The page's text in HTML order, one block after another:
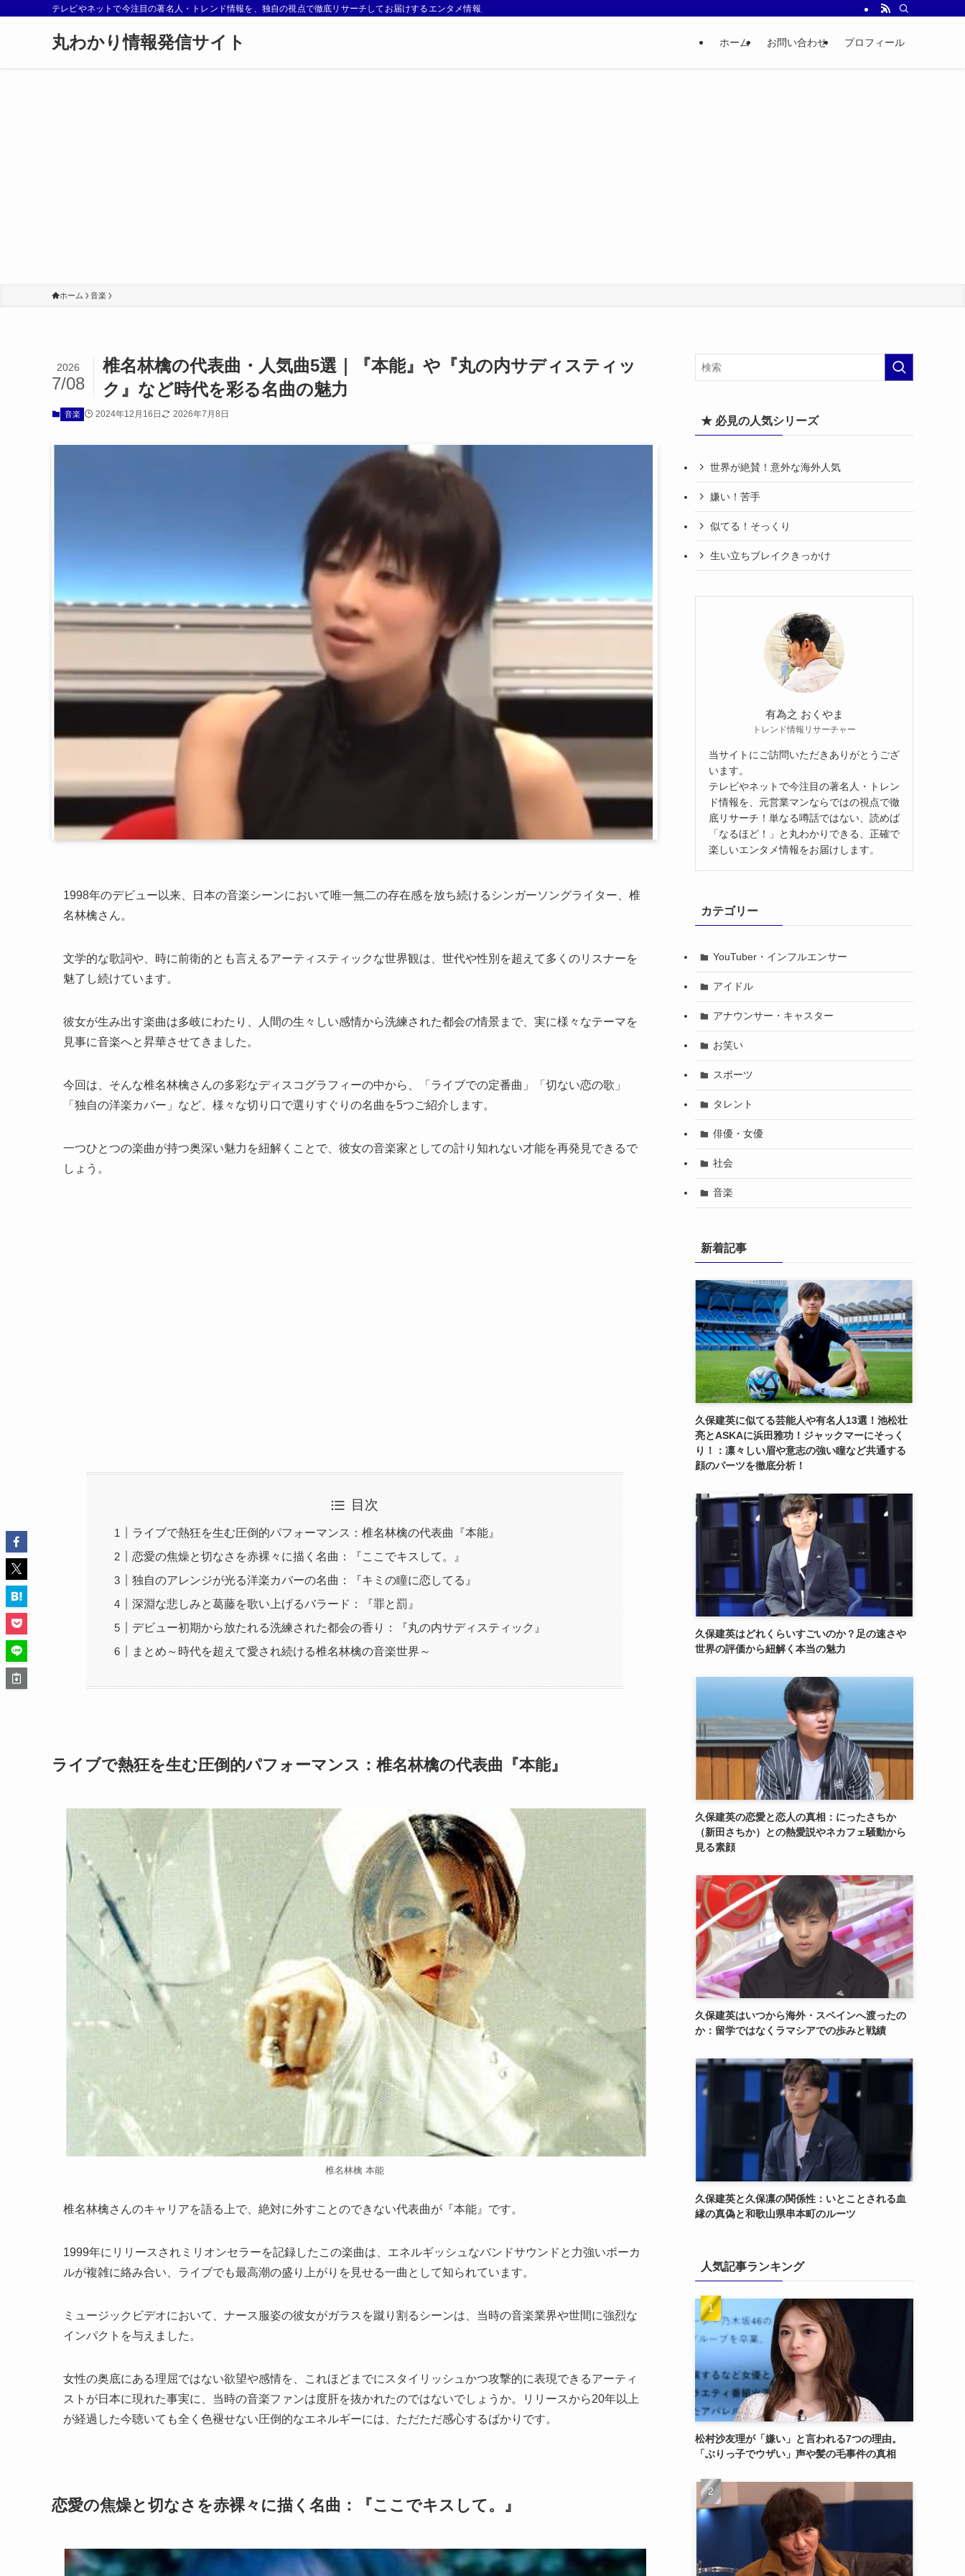
テレビやネットで今注目の著名人・トレンド情報を、独自の視点で徹底リサーチしてお届けするエンタメ情報メディアです。
丸わかり情報発信サイト ホーム お問い合わせ プロフィール
ホーム 音楽
椎名林檎の代表曲・人気曲5選｜『本能』や『丸の内サディスティッ
ク』など時代を彩る名曲の魅力
2026
7/08
音楽 2024年12月16日 2026年7月8日
1998年のデビュー以来、日本の音楽シーンにおいて唯一無二の存在感を放ち続けるシンガーソングライター、椎
名林檎さん。
文学的な歌詞や、時に前衛的とも言えるアーティスティックな世界観は、世代や性別を超えて多くのリスナーを
魅了し続けています。
彼女が生み出す楽曲は多岐にわたり、人間の生々しい感情から洗練された都会の情景まで、実に様々なテーマを
見事に音楽へと昇華させてきました。
今回は、そんな椎名林檎さんの多彩なディスコグラフィーの中から、「ライブでの定番曲」「切ない恋の歌」
「独自の洋楽カバー」など、様々な切り口で選りすぐりの名曲を5つご紹介します。
一つひとつの楽曲が持つ奥深い魅力を紐解くことで、彼女の音楽家としての計り知れない才能を再発見できるで
しょう。
目次
ライブで熱狂を生む圧倒的パフォーマンス：椎名林檎の代表曲『本能』
恋愛の焦燥と切なさを赤裸々に描く名曲：『ここでキスして。』
独自のアレンジが光る洋楽カバーの名曲：『キミの瞳に恋してる』
深淵な悲しみと葛藤を歌い上げるバラード：『罪と罰』
デビュー初期から放たれる洗練された都会の香り：『丸の内サディスティック』
まとめ～時代を超えて愛され続ける椎名林檎の音楽世界～
ライブで熱狂を生む圧倒的パフォーマンス：椎名林檎の代表曲『本能』
椎名林檎 本能
椎名林檎さんのキャリアを語る上で、絶対に外すことのできない代表曲が『本能』です。
1999年にリリースされミリオンセラーを記録したこの楽曲は、エネルギッシュなバンドサウンドと力強いボーカ
ルが複雑に絡み合い、ライブでも最高潮の盛り上がりを見せる一曲として知られています。
ミュージックビデオにおいて、ナース服姿の彼女がガラスを蹴り割るシーンは、当時の音楽業界や世間に強烈な
インパクトを与えました。
女性の奥底にある理屈ではない欲望や感情を、これほどまでにスタイリッシュかつ攻撃的に表現できるアーティ
ストが日本に現れた事実に、当時の音楽ファンは度肝を抜かれたのではないでしょうか。リリースから20年以上
が経過した今聴いても全く色褪せない圧倒的なエネルギーには、ただただ感心するばかりです。
恋愛の焦燥と切なさを赤裸々に描く名曲：『ここでキスして。』
★ 必見の人気シリーズ
世界が絶賛！意外な海外人気
嫌い！苦手
似てる！そっくり
生い立ちブレイクきっかけ
有為之 おくやま
トレンド情報リサーチャー
当サイトにご訪問いただきありがとうござ
います。
テレビやネットで今注目の著名人・トレン
ド情報を、元営業マンならではの視点で徹
底リサーチ！単なる噂話ではない、読めば
「なるほど！」と丸わかりできる、正確で
楽しいエンタメ情報をお届けします。
カテゴリー
YouTuber・インフルエンサー
アイドル
アナウンサー・キャスター
お笑い
スポーツ
タレント
俳優・女優
社会
音楽
新着記事
久保建英に似てる芸能人や有名人13選！池松壮
亮とASKAに浜田雅功！ジャックマーにそっく
り！：凛々しい眉や意志の強い瞳など共通する
顔のパーツを徹底分析！
久保建英はどれくらいすごいのか？足の速さや
世界の評価から紐解く本当の魅力
久保建英の恋愛と恋人の真相：にったさちか
（新田さちか）との熱愛説やネカフェ騒動から
見る素顔
久保建英はいつから海外・スペインへ渡ったの
か：留学ではなくラマシアでの歩みと戦績
久保建英と久保凛の関係性：いとことされる血
縁の真偽と和歌山県串本町のルーツ
人気記事ランキング
松村沙友理が「嫌い」と言われる7つの理由。
「ぶりっ子でウザい」声や髪の毛事件の真相